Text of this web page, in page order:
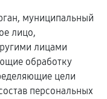
муниципальный
лицо,
лицами
обработку
цели
персональных